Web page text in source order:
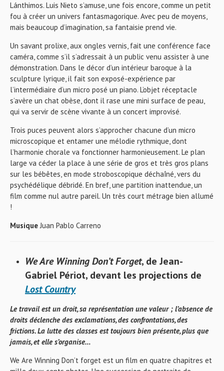
Lánthimos. Luis Nieto s’amuse, une fois encore, comme un petit
fou à créer un univers fantasmagorique. Avec peu de moyens,
mais beaucoup d’imagination, sa fantaisie prend vie.
Un savant prolixe, aux ongles vernis, fait une conférence face
caméra, comme s’il s’adressait à un public venu assister à une
démonstration. Dans le décor d’un intérieur baroque à la
sculpture lyrique, il fait son exposé-expérience par
l’intermédiaire d’un micro posé un piano. L’objet réceptacle
s’avère un chat obèse, dont il rase une mini surface de peau,
qui va servir de scène vivante à un concert improvisé.
Trois puces peuvent alors s’approcher chacune d’un micro
microscopique et entamer une mélodie rythmique, dont
l’harmonie chorale va fonctionner harmonieusement. Le plan
large va céder la place à une série de gros et très gros plans
sur les bébêtes, en mode stroboscopique déchaîné, vers du
psychédélique débridé. En bref, une partition inattendue, un
film comme nul autre pareil. Un très court métrage bien allumé
!
MusiqueJuan Pablo Carreno
We Are Winning Don’t Forget, de Jean-
Gabriel Périot, devant les projections de
Lost Country
Le travail est un droit, sa représentation une valeur ; l’absence de
droits déclenche des exclamations, des confrontations, des
frictions. La lutte des classes est toujours bien présente, plus que
jamais, et elle s’organise…
We Are Winning Don’t forget est un film en quatre chapitres et